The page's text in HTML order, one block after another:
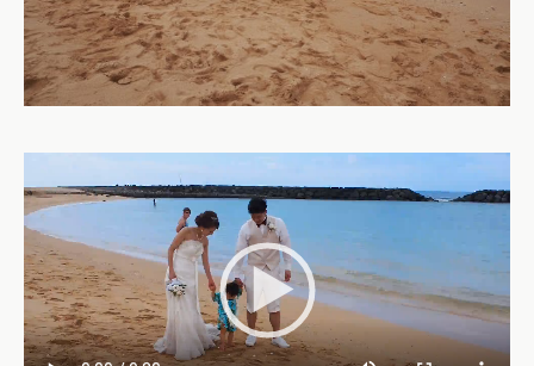
画
プ
レ
ー
ヤ
ー